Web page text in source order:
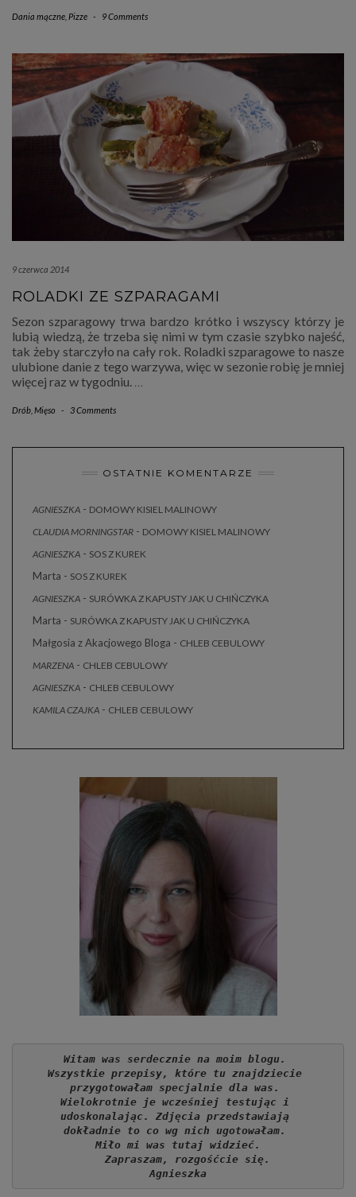
Dania mączne Pizze - 9 Comments
9 czerwca 2014
ROLADKI ZE SZPARAGAMI
Sezon szparagowy trwa bardzo krótko i wszyscy którzy je
lubią wiedzą, że trzeba się nimi w tym czasie szybko najeść,
tak żeby starczyło na cały rok. Roladki szparagowe to nasze
ulubione danie z tego warzywa, więc w sezonie robię je mniej
więcej raz w tygodniu. …
Drób Mięso - 3 Comments
OSTATNIE KOMENTARZE
AGNIESZKA - DOMOWY KISIEL MALINOWY
CLAUDIA MORNINGSTAR - DOMOWY KISIEL MALINOWY
AGNIESZKA - SOS Z KUREK
Marta - SOS Z KUREK
AGNIESZKA - SURÓWKA Z KAPUSTY JAK U CHIŃCZYKA
Marta - SURÓWKA Z KAPUSTY JAK U CHIŃCZYKA
Małgosia z Akacjowego Bloga - CHLEB CEBULOWY
MARZENA - CHLEB CEBULOWY
AGNIESZKA - CHLEB CEBULOWY
KAMILA CZAJKA - CHLEB CEBULOWY
Witam was serdecznie na moim blogu.
Wszystkie przepisy, które tu znajdziecie
przygotowałam specjalnie dla was.
Wielokrotnie je wcześniej testując i
udoskonalając. Zdjęcia przedstawiają
dokładnie to co wg nich ugotowałam.
Miło mi was tutaj widzieć.
   Zapraszam, rozgośćcie się.
Agnieszka